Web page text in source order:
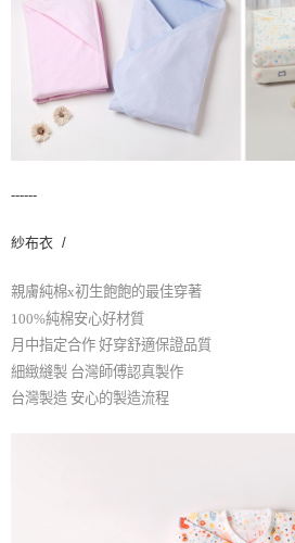
------
紗布衣 /
親膚純棉x初生飽飽的最佳穿著
100%純棉安心好材質
月中指定合作 好穿舒適保證品質
細緻縫製 台灣師傅認真製作
台灣製造 安心的製造流程